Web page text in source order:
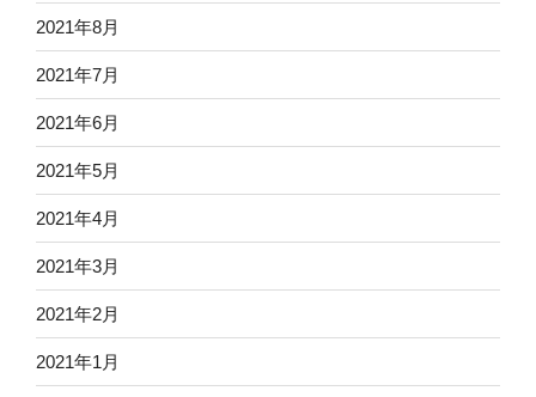
2021年8月
2021年7月
2021年6月
2021年5月
2021年4月
2021年3月
2021年2月
2021年1月